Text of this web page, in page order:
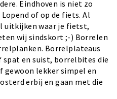
Eindhoven is niet zo
of op de fiets. Al
uitkijken waar je fietst,
wij sindskort ;-) Borrelen
Borrelplateaus
spat en suist, borrelbites die
gewoon lekker simpel en
erbij en gaan met die